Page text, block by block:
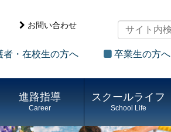
お問い合わせ
者・在校生の方へ 卒業生の方へ
進路指導
Career
スクールライフ
School Life